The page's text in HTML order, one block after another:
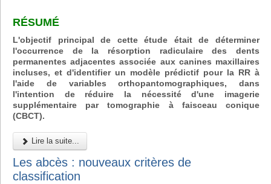
RÉSUMÉ
L'objectif principal de cette étude était de déterminer
l'occurrence de la résorption radiculaire des dents
permanentes adjacentes associée aux canines maxillaires
incluses, et d'identifier un modèle prédictif pour la RR à
l'aide de variables orthopantomographiques, dans
l'intention de réduire la nécessité d'une imagerie
supplémentaire par tomographie à faisceau conique
(CBCT).
Lire la suite...
Les abcès : nouveaux critères de
classification